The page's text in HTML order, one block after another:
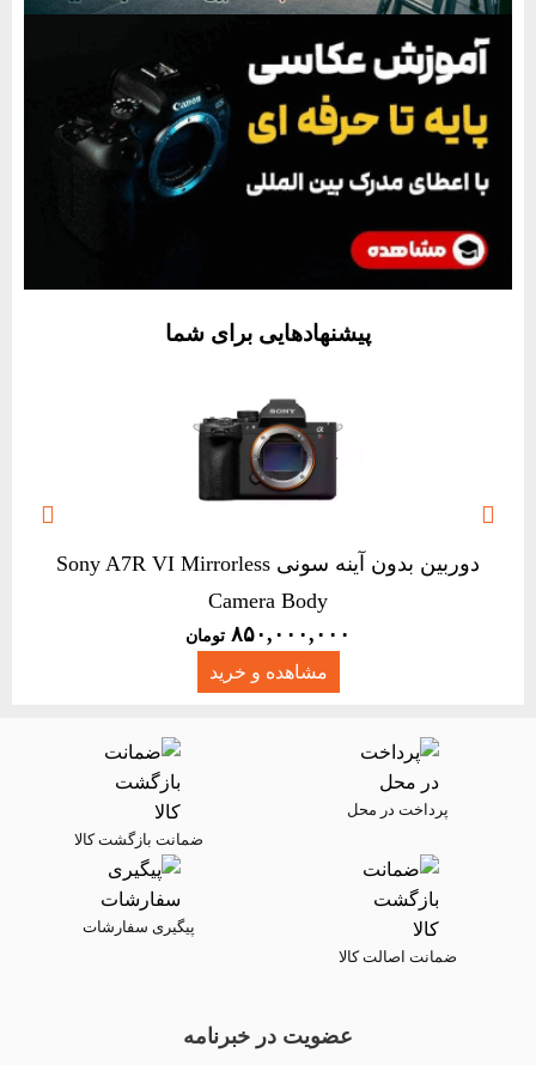
پیشنهادهایی برای شما
دوربین بدون آینه سونی Sony A7R VI Mirrorless
Camera Body
۸۵۰,۰۰۰,۰۰۰ تومان
مشاهده و خرید
 
پرداخت در محل
ضمانت بازگشت کالا
ضمانت اصالت کالا
پیگیری سفارشات
عضویت در خبرنامه